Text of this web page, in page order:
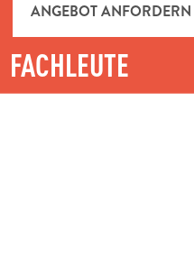
ANGEBOT ANFORDERN
FACHLEUTE
80 Euro
WC,